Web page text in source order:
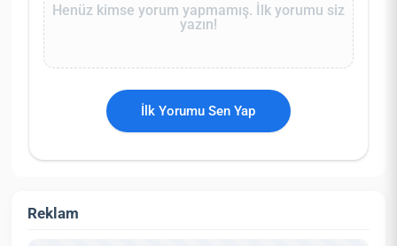
Henüz kimse yorum yapmamış. İlk yorumu siz
yazın!
İlk Yorumu Sen Yap
Reklam